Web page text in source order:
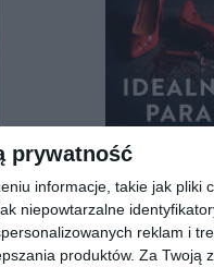
prywatność
informacje, takie jak pliki
niepowtarzalne
reklam i
produktów. Za Twoją
Idealna
Marcel Moss